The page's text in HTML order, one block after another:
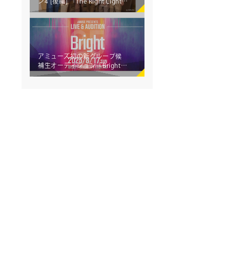
プレデビューLIVEとオーディシ
ョンを同時開催する特別な1日
アミューズ初の新グループ候
補生オーディション「Brightオ
ーディション2025」開催決